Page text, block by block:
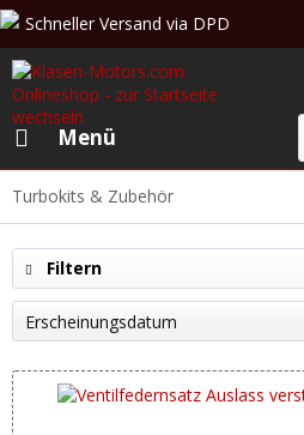
Schneller Versand via DPD
Beratung & Verkauf: +49 (0)208 62
Menü
Turbokits & Zubehör
Filtern